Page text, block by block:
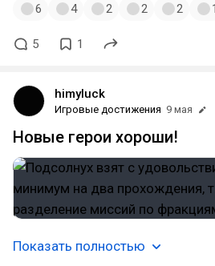
6 4 2 2 2 1
5 1
himyluck
Игровые достижения 9 мая
Новые герои хороши!
Показать полностью